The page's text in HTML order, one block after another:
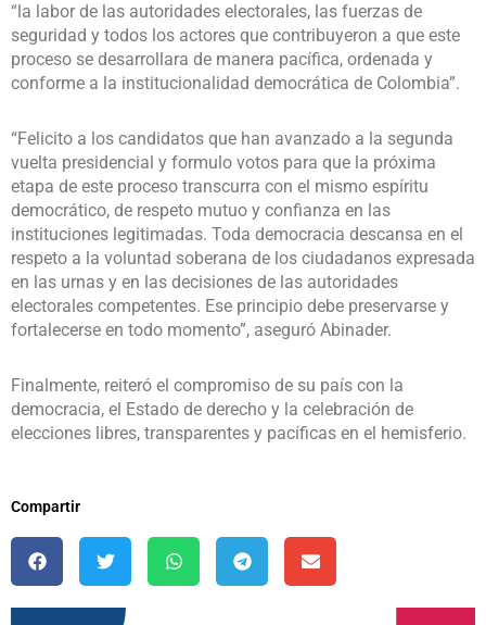
“la labor de las autoridades electorales, las fuerzas de
seguridad y todos los actores que contribuyeron a que este
proceso se desarrollara de manera pacífica, ordenada y
conforme a la institucionalidad democrática de Colombia”.
“Felicito a los candidatos que han avanzado a la segunda
vuelta presidencial y formulo votos para que la próxima
etapa de este proceso transcurra con el mismo espíritu
democrático, de respeto mutuo y confianza en las
instituciones legitimadas. Toda democracia descansa en el
respeto a la voluntad soberana de los ciudadanos expresada
en las urnas y en las decisiones de las autoridades
electorales competentes. Ese principio debe preservarse y
fortalecerse en todo momento”, aseguró Abinader.
Finalmente, reiteró el compromiso de su país con la
democracia, el Estado de derecho y la celebración de
elecciones libres, transparentes y pacíficas en el hemisferio.
Compartir